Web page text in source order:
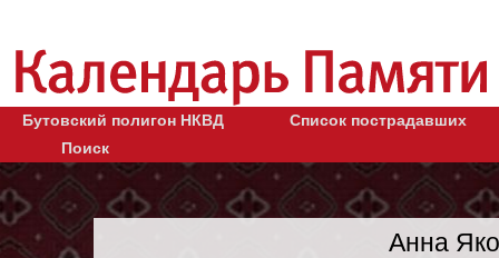
Бутовский полигон НКВД
Список пострадавших
Поиск
Анна